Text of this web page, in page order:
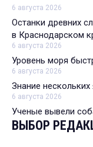
6 августа 2026
Останки древних
в Краснодарском
6 августа 2026
Уровень моря
6 августа 2026
Знание
6 августа 2026
Ученые вывели
ВЫБОР